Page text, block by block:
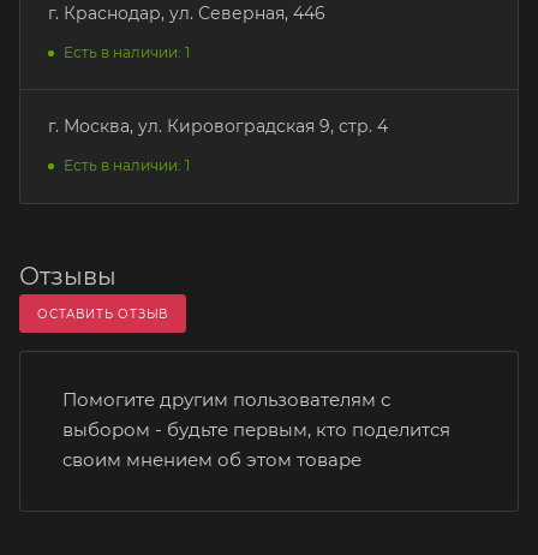
г. Краснодар, ул. Северная, 446
Есть в наличии: 1
г. Москва, ул. Кировоградская 9, стр. 4
Есть в наличии: 1
Отзывы
ОСТАВИТЬ ОТЗЫВ
Помогите другим пользователям с
выбором - будьте первым, кто поделится
своим мнением об этом товаре